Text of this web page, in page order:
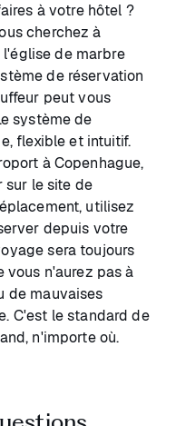
à votre hôtel ?
cherchez à
de marbre
de réservation
peut vous
système de
flexible et intuitif.
à Copenhague,
sur le site de
utilisez
depuis votre
sera toujours
vous n'aurez pas à
de mauvaises
C'est le standard de
n'importe où.